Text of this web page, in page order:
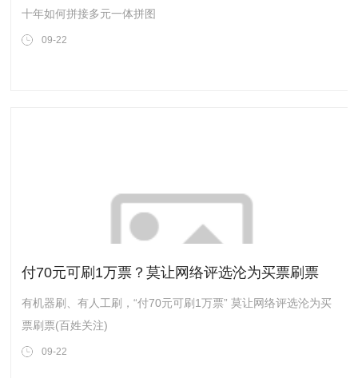
十年如何拼接多元一体拼图
09-22
付70元可刷1万票？莫让网络评选沦为买票刷票
有机器刷、有人工刷，“付70元可刷1万票” 莫让网络评选沦为买
票刷票(百姓关注)
09-22